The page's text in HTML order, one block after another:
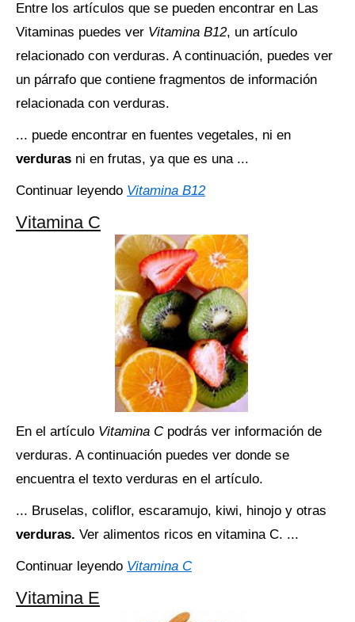
Entre los artículos que se pueden encontrar en Las
Vitaminas puedes ver Vitamina B12, un artículo
relacionado con verduras. A continuación, puedes ver
un párrafo que contiene fragmentos de información
relacionada con verduras.
... puede encontrar en fuentes vegetales, ni en
verduras ni en frutas, ya que es una ...
Continuar leyendo Vitamina B12
Vitamina C
En el artículo Vitamina Cpodrás ver información de
verduras. A continuación puedes ver donde se
encuentra el texto verduras en el artículo.
... Bruselas, coliflor, escaramujo, kiwi, hinojo y otras
verduras. Ver alimentos ricos en vitamina C. ...
Continuar leyendo Vitamina C
Vitamina E